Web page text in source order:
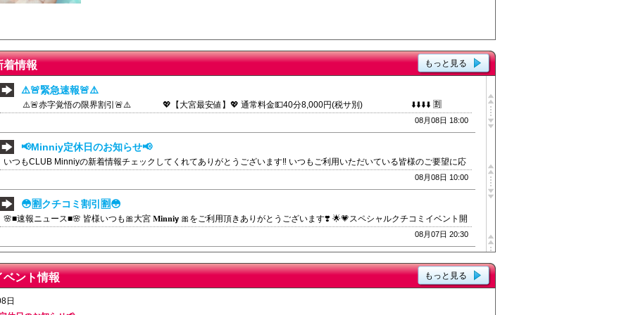
着情報 もっと見る
⚠️🚨緊急速報🚨⚠️
⚠️🚨赤字覚悟の限界割引🚨⚠️ 💖【大宮最安値】💖 通常料金💵40分8,000円(税サ別) ⬇️⬇️⬇️⬇️ 🈹
20:00~21:20💵50分4,000円(税サ別)🈹 🈹21:20~23:00💵40分4,000円(税サ別)🈹 通常料金から半額以下の激ヤバ割引です‼️
本当に赤字なのでいつまで続けられるか分かりません。🙇‍♂️ 使わないと損なので是非ご来店お願い致します‼️ 🍺利用条件🍺
・ご新規様も2回目以降のお客様もご利用可能です‼️ ・フロントで『パラダイスネット見ました。』とお伝えください。 ・
当店のメルマガの登録必須となります。 ・混雑状況や週末適用出来ない場合がございますので予めご了承ください。🙇‍♂️ 大
宮𝐍𝐨. 𝟏の大胆サービス宣言‼️ 皆様のご来店をお待ちしております。🙇‍♀️
08月08日 18:00
📢Minniy定休日のお知らせ📢
いつもCLUB Minniyの新着情報チェックしてくれてありがとうございます‼️ いつもご利用いただいている皆様のご要望に応
えて！！ CLUB Minniy 4月から定休日なしで月曜日も営業致します！！！！ 毎日今まで通り19時からLASTまで営業さ
せていただきますので今後ともCLUB Minniyをよろしくお願い致します。🙇‍♀️ 沢山のご来店を心よりお待ちしております。
☺️
08月08日 10:00
😳🈹クチコミ割引🈹😳
🌸■速報ニュース■🌸 皆様いつも🎀大宮 𝐌𝐢𝐧𝐧𝐢𝘆 🎀をご利用頂きありがとうございます❣️ 🌟💗スペシャルクチコミイベント開
催‼️💗🌟 🌸みんなで一緒に“もっとイイお店”を作ろう🌸 ただいま【口コミを書いてくれたお客様限定】で 💖40分 3,000円💖
にてご案内しちゃいます‼️ お客様のリアルな声が、これからのお店を育てるチカラになります💎 「楽しかった！」「こうし
会にご来店お願い致します❣️ みんなで大宮𝐍𝐨. 𝟏のお店を作りましょう‼️ ⏰期間⏰ 9月限定でしたが大好評につき10月もやっ
ちゃいます‼️ スタッフ一同、心からお待ちしております💐
08月07日 20:30
⚠️🚨緊急速報🚨⚠️
⚠️🚨赤字覚悟の限界割引🚨⚠️ 💖【大宮最安値】💖 通常料金💵40分8,000円(税サ別) ⬇️⬇️⬇️⬇️ 🈹
20:00~21:20💵50分4,000円(税サ別)🈹 🈹21:20~23:00💵40分4,000円(税サ別)🈹 通常料金から半額以下の激ヤバ割引です‼️
本当に赤字なのでいつまで続けられるか分かりません。🙇‍♂️ 使わないと損なので是非ご来店お願い致します‼️ 🍺利用条件🍺
08月07日 18:00
ベント情報 もっと見る
日